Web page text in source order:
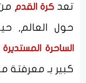
تعدكرة القدم
حول العالم,
الساحرة المستديرة
كبير بـ معرفتة